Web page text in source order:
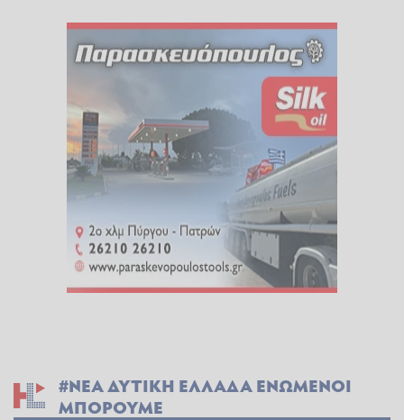
#ΝΕΑ ΔΥΤΙΚΗ ΕΛΛΑΔΑ ΕΝΩΜΕΝΟΙ
ΜΠΟΡΟΥΜΕ